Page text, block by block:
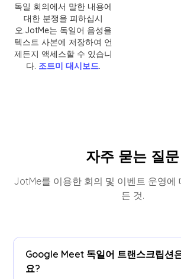
독일 회의에서 말한 내용에
대한 분쟁을 피하십시
오.JotMe는 독일어 음성을
텍스트 사본에 저장하여 언
제든지 액세스할 수 있습니
다. 조트미 대시보드.
자주 묻는 질문
JotMe를 이용한 회의 및 이벤트 운영에
든 것.
Google Meet 독일어 트랜스크립션
요?